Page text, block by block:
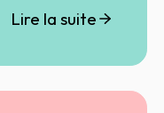
découvrez
Lire la suite